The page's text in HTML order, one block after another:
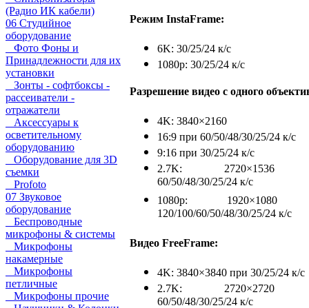
(Радио ИК кабели)
06 Студийное
оборудование
Фото Фоны и
Принадлежности для их
установки
Зонты - софтбоксы -
рассеиватели -
отражатели
Аксессуары к
осветительному
оборудованию
Оборудование для 3D
съемки
Profoto
07 Звуковое
оборудование
Беспроводные
микрофоны & системы
Микрофоны
накамерные
Микрофоны
петличные
Микрофоны прочие
Режим InstaFrame:
6K: 30/25/24 к/с
1080p: 30/25/24 к/с
Разрешение видео с одного
4K: 3840×2160
16:9 при 60/50/48/30/25/24 к/с
9:16 при 30/25/24 к/с
2.7K: 2720×1536
60/50/48/30/25/24 к/с
1080p: 1920×1080
120/100/60/50/48/30/25/24 к/с
Видео FreeFrame:
4K: 3840×3840 при 30/25/24 к/с
2.7K: 2720×2720
60/50/48/30/25/24 к/с